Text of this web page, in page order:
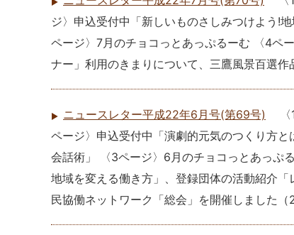
ジ〉申込受付中「新しいものさしみつけよう!
ページ〉7月のチョコっとあっぷるーむ 〈4ペ
ナー」利用のきまりについて、三鷹風景百選作
ニュースレター平成22年6月号(第69号)
ページ〉申込受付中「演劇的元気のつくり方
会話術」 〈3ページ〉6月のチョコっとあっぷ
地域を変える働き方」、登録団体の活動紹介
民協働ネットワーク「総会」を開催しました （